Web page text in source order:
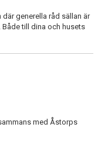
generella råd sällan är
till dina och husets
med Åstorps